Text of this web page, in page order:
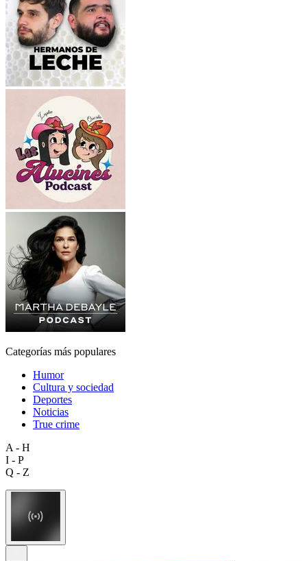
Categorías más populares
Humor
Cultura y sociedad
Deportes
Noticias
True crime
A - H
I - P
Q - Z